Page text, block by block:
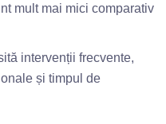
mult mai mici comparativ
intervenții frecvente,
și timpul de